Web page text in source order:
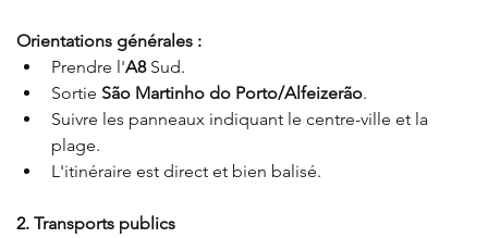
Orientations générales :
Prendre l'A8 Sud.
Sortie São Martinho do Porto/Alfeizerão.
Suivre les panneaux indiquant le centre-ville et la
plage.
L'itinéraire est direct et bien balisé.
2. Transports publics